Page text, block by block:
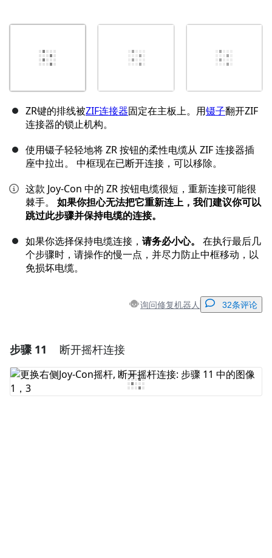
ZR键的排线被ZIF连接器固定在主板上。用镊子翻开ZIF
连接器的锁止机构。
使用镊子轻轻地将 ZR 按钮的柔性电缆从 ZIF 连接器插
座中拉出。 中框现在已断开连接，可以移除。
这款 Joy-Con 中的 ZR 按钮电缆很短，重新连接可能很
棘手。 如果你担心无法把它重新连上，我们建议你可以
跳过此步骤并保持电缆的连接。
如果你选择保持电缆连接， 请务必小心。 在执行最后几
个步骤时，请操作的慢一点，并尽力防止中框移动，以
免损坏电缆。
询问修复机器人 32条评论
添加一条评论
添加评论
步骤 11 断开摇杆连接